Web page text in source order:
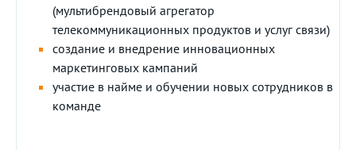
(мультибрендовый агрегатор
телекоммуникационных продуктов и услуг связи)
создание и внедрение инновационных
маркетинговых кампаний
участие в найме и обучении новых сотрудников в
команде